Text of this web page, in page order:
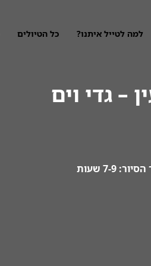
למה לטייל איתנו? כל הטיולים
– גדי וים
7-9 שעות